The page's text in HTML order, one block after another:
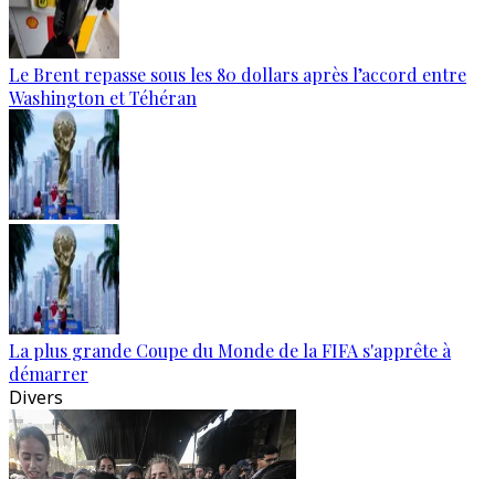
Le Brent repasse sous les 80 dollars après l’accord entre
Washington et Téhéran
La plus grande Coupe du Monde de la FIFA s'apprête à
démarrer
Divers